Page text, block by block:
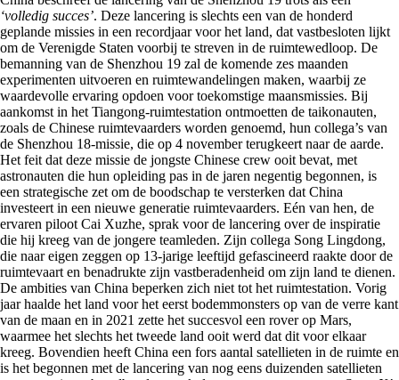
‘volledig succes’. Deze lancering is slechts een van de honderd
geplande missies in een recordjaar voor het land, dat vastbesloten lijkt
om de Verenigde Staten voorbij te streven in de ruimtewedloop. De
bemanning van de Shenzhou 19 zal de komende zes maanden
experimenten uitvoeren en ruimtewandelingen maken, waarbij ze
waardevolle ervaring opdoen voor toekomstige maansmissies. Bij
aankomst in het Tiangong-ruimtestation ontmoetten de taikonauten,
zoals de Chinese ruimtevaarders worden genoemd, hun collega’s van
de Shenzhou 18-missie, die op 4 november terugkeert naar de aarde.
Het feit dat deze missie de jongste Chinese crew ooit bevat, met
astronauten die hun opleiding pas in de jaren negentig begonnen, is
een strategische zet om de boodschap te versterken dat China
investeert in een nieuwe generatie ruimtevaarders. Eén van hen, de
ervaren piloot Cai Xuzhe, sprak voor de lancering over de inspiratie
die hij kreeg van de jongere teamleden. Zijn collega Song Lingdong,
die naar eigen zeggen op 13-jarige leeftijd gefascineerd raakte door de
ruimtevaart en benadrukte zijn vastberadenheid om zijn land te dienen.
De ambities van China beperken zich niet tot het ruimtestation. Vorig
jaar haalde het land voor het eerst bodemmonsters op van de verre kant
van de maan en in 2021 zette het succesvol een rover op Mars,
waarmee het slechts het tweede land ooit werd dat dit voor elkaar
kreeg. Bovendien heeft China een fors aantal satellieten in de ruimte en
is het begonnen met de lancering van nog eens duizenden satellieten